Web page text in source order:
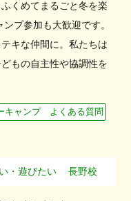
くめてまるごと冬を楽
プ参加も大歓迎です。
キな仲間に。私たちは
もの自主性や協調性を
キャンプ よくある質問
・遊びたい 長野校